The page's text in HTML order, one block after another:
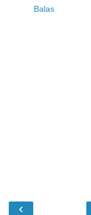
Balas
‹